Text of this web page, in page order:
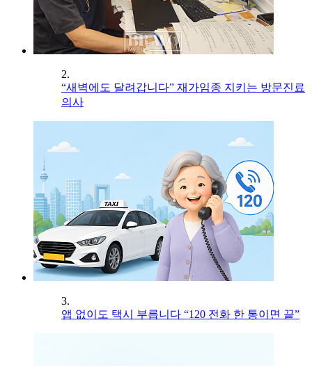
2.
“새벽에도 달려갑니다” 재가임종 지키는 방문진료
의사
3.
앱 없이도 택시 부릅니다 “120 전화 한 통이면 끝”